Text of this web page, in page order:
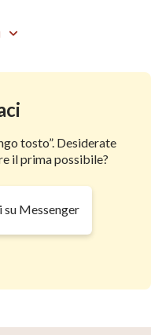
verità, le parole di
Santo mi conduce.
a Lui.
e gioia.
delle parole di Dio,
Santo mi conduce.
tosto”. Desiderate
il prima possibile?
Messenger